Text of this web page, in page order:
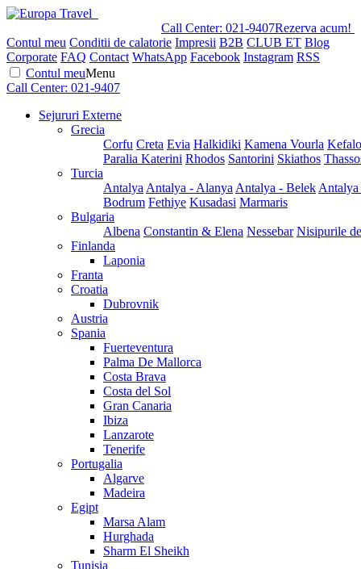
Call Center: 021-9407Rezerva acum!
Contul meu Conditii de calatorie Impresii B2B CLUB ET Blog
Corporate FAQ Contact WhatsApp Facebook Instagram RSS
Contul meuMenu
Call Center: 021-9407
Sejururi Externe
Grecia
Corfu Creta Evia Halkidiki Kamena Vourla
Paralia Katerini Rhodos Santorini Skiathos
Turcia
Antalya Antalya - Alanya Antalya - Belek
Bodrum Fethiye Kusadasi Marmaris
Bulgaria
Albena Constantin & Elena Nessebar Nisipurile
Finlanda
Laponia
Franta
Croatia
Dubrovnik
Austria
Spania
Fuerteventura
Palma De Mallorca
Costa Brava
Costa del Sol
Gran Canaria
Ibiza
Lanzarote
Tenerife
Portugalia
Algarve
Madeira
Egipt
Marsa Alam
Hurghada
Sharm El Sheikh
Tunisia